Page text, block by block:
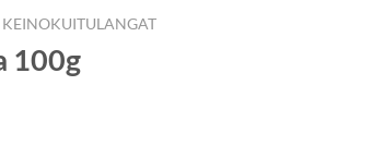
KEINOKUITULANGAT
100g